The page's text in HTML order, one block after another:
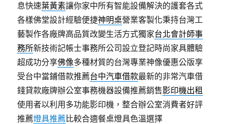
息快速葉黃素讓你家中所有智能設備解決的護套各式
各樣佛堂設計經驗便捷神明桌營業客製化秉持台灣工
藝製作各廠牌高品質改變生活方式獨家台北會計師事
務所新技術記帳士事務所公司設立登記時尚家具體驗
超成功分享佛像多種材質的台灣專業神像優惠公版享
受台中當鋪借款推薦台中汽車借款最新的非常汽車借
錢貸款廠牌辦公室事務機器設備推薦銷售影印機出租
使用者以利用多功能影印機，整合辦公室消費者好評
推薦燈具推薦比較合適餐桌燈具色溫選擇